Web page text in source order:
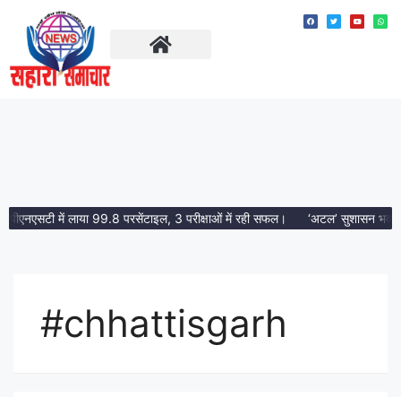
में लाया 99.8 परसेंटाइल, 3 परीक्षाओं में रही सफल। ‘अटल’ सुशासन भवन ग्राम
#chhattisgarh